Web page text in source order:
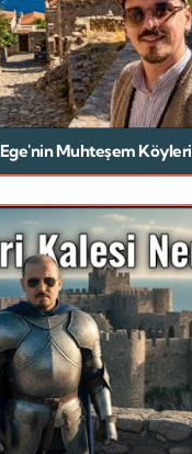
Ege'nin Muhteşem Köyleri